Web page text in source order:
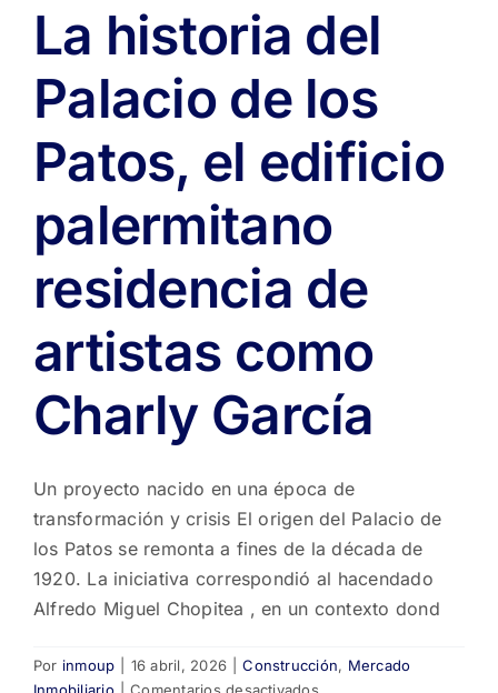
en
CABA
La historia del
Palacio de los
Patos, el edificio
palermitano
residencia de
artistas como
Charly García
Un proyecto nacido en una época de
transformación y crisis El origen del Palacio de
los Patos se remonta a fines de la década de
1920. La iniciativa correspondió al hacendado
Alfredo Miguel Chopitea , en un contexto dond
Por inmoup 16 abril, 2026 Construcción, Mercado
en